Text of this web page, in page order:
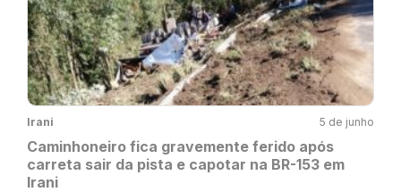
Irani 5 de junho
Caminhoneiro fica gravemente ferido após
carreta sair da pista e capotar na BR-153 em
Irani